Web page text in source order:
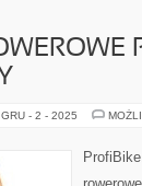
GRU - 2 - 2025